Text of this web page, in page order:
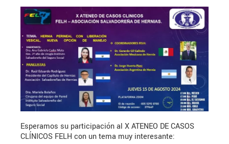
Esperamos su participación al X ATENEO DE CASOS
CLÍNICOS FELH con un tema muy interesante: